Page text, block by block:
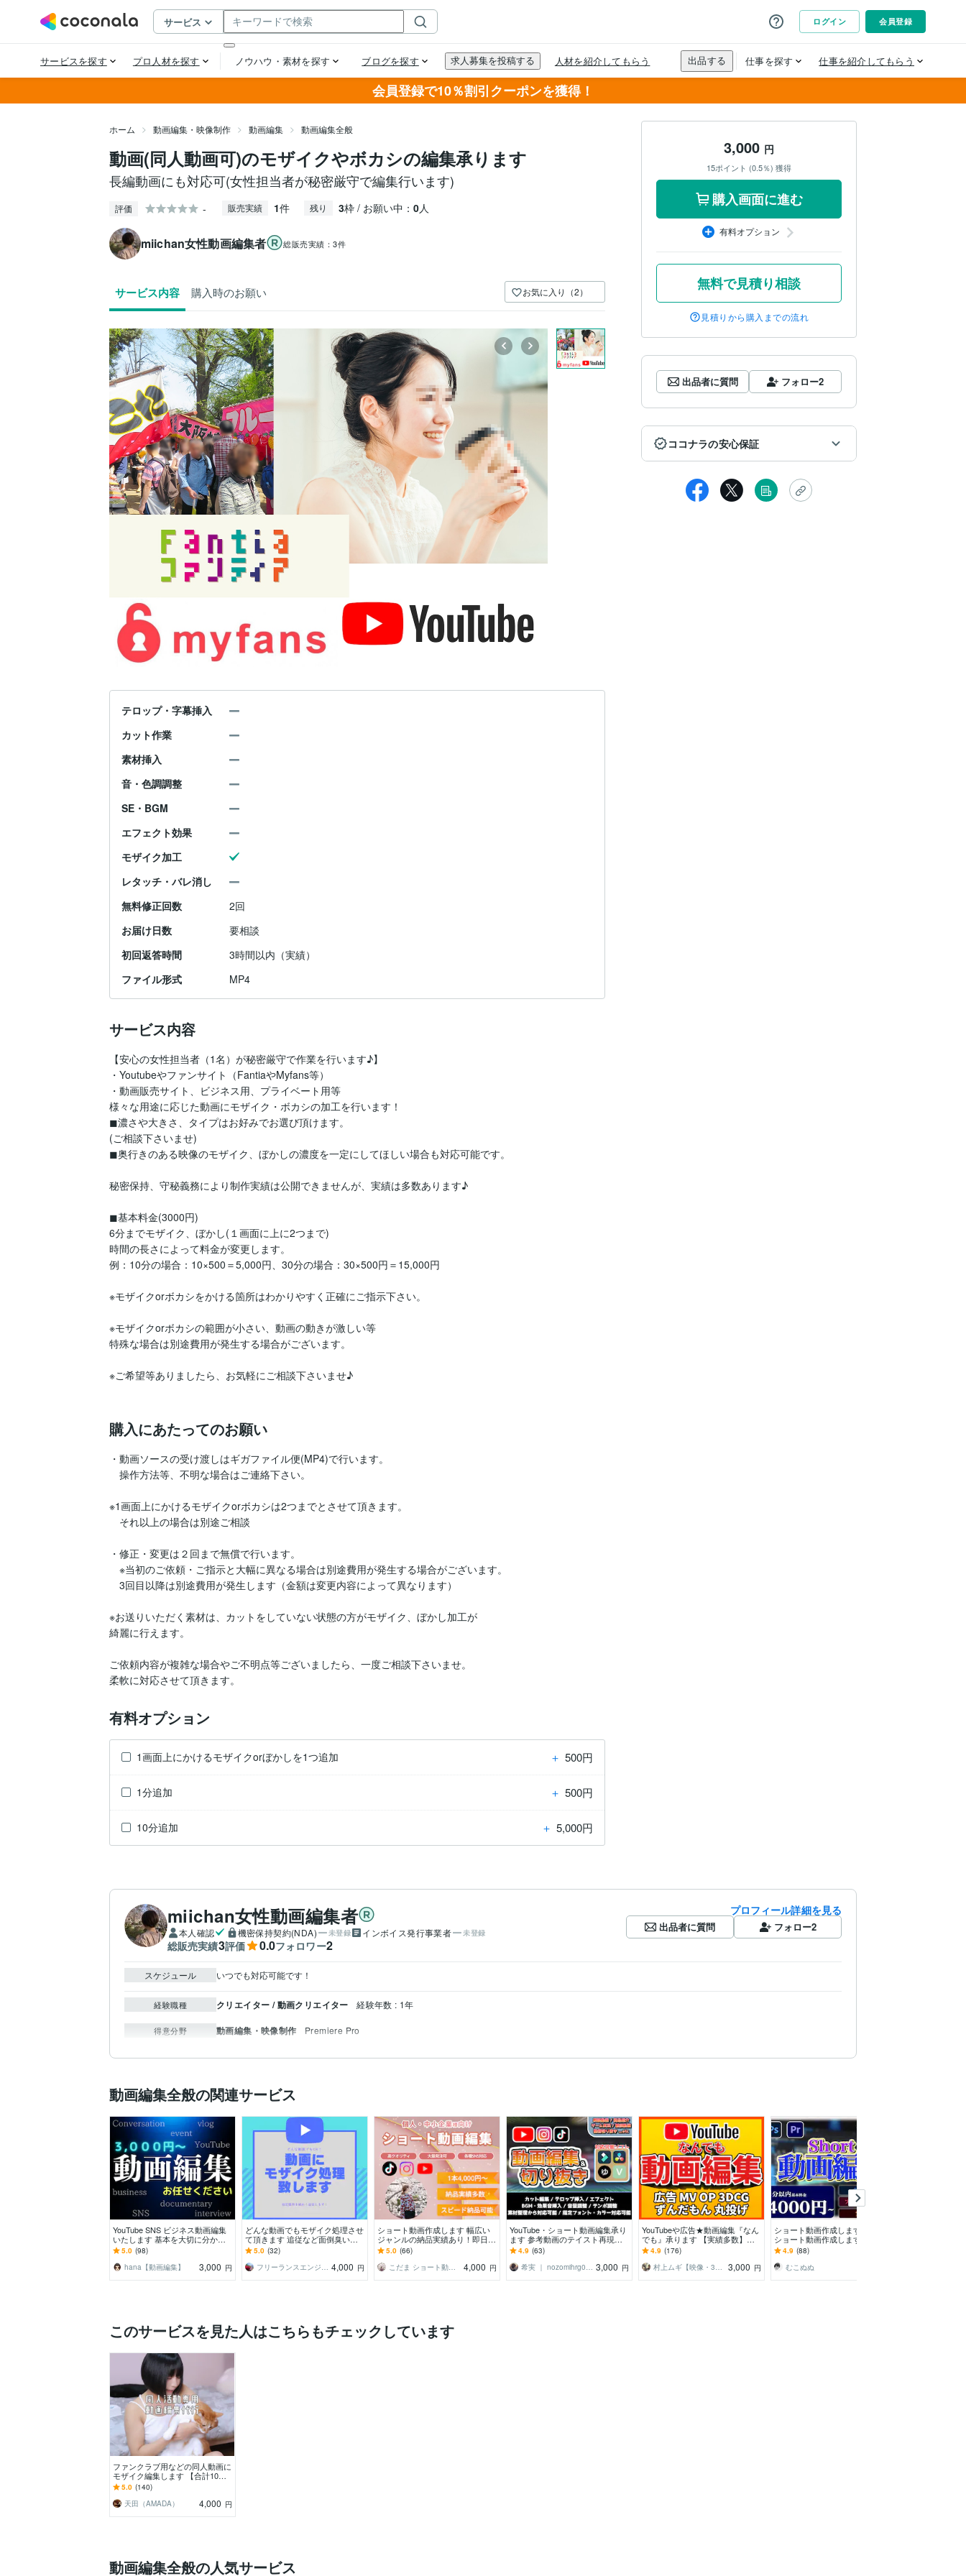
会員登録で10％割引クーポンを獲得！
ホーム 動画編集・映像制作 動画編集 動画編集全般
動画(同人動画可)のモザイクやボカシの編集承ります
長編動画にも対応可(女性担当者が秘密厳守で編集行います)
評価 - 販売実績 1件 残り 3枠 / お願い中： 0人
miichan女性動画編集者 総販売実績：3件
サービス内容 購入時のお願い お気に入り（2）
テロップ・字幕挿入
カット作業
素材挿入
音・色調調整
SE・BGM
エフェクト効果
モザイク加工
レタッチ・バレ消し
無料修正回数
2回
お届け日数
要相談
初回返答時間
3時間以内（実績）
ファイル形式
MP4
サービス内容
【安心の女性担当者（1名）が秘密厳守で作業を行います♪】
・Youtubeやファンサイト（FantiaやMyfans等）
・動画販売サイト、ビジネス用、プライベート用等
様々な用途に応じた動画にモザイク・ボカシの加工を行います！
◼︎濃さや大きさ、タイプはお好みでお選び頂けます。
(ご相談下さいませ)
◼︎奥行きのある映像のモザイク、ぼかしの濃度を一定にしてほしい場合も対応可能です。
秘密保持、守秘義務により制作実績は公開できませんが、実績は多数あります♪
◼︎基本料金(3000円)
6分までモザイク、ぼかし(１画面に上に2つまで)
時間の長さによって料金が変更します。
例：10分の場合：10×500＝5,000円、30分の場合：30×500円＝15,000円
※モザイクorボカシをかける箇所はわかりやすく正確にご指示下さい。
※モザイクorボカシの範囲が小さい、動画の動きが激しい等
特殊な場合は別途費用が発生する場合がございます。
※ご希望等ありましたら、お気軽にご相談下さいませ♪
購入にあたってのお願い
・動画ソースの受け渡しはギガファイル便(MP4)で行います。
操作方法等、不明な場合はご連絡下さい。
※1画面上にかけるモザイクorボカシは2つまでとさせて頂きます。
それ以上の場合は別途ご相談
・修正・変更は２回まで無償で行います。
※当初のご依頼・ご指示と大幅に異なる場合は別途費用が発生する場合がございます。
3回目以降は別途費用が発生します（金額は変更内容によって異なります）
※お送りいただく素材は、カットをしていない状態の方がモザイク、ぼかし加工が
綺麗に行えます。
ご依頼内容が複雑な場合やご不明点等ございましたら、一度ご相談下さいませ。
柔軟に対応させて頂きます。
有料オプション
1画面上にかけるモザイクorぼかしを1つ追加 ＋ 500円
1分追加 ＋ 500円
10分追加 ＋ 5,000円
3,000 円
15ポイント (0.5％) 獲得
購入画面に進む
有料オプション
無料で見積り相談
見積りから購入までの流れ
出品者に質問 フォロー2
ココナラの安心保証
miichan女性動画編集者
本人確認 機密保持契約(NDA) 未登録 インボイス発行事業者 未登録
総販売実績3評価 0.0フォロワー2
プロフィール詳細を見る
出品者に質問 フォロー2
スケジュール いつでも対応可能です！
経験職種 クリエイター / 動画クリエイター 経験年数 : 1年
得意分野 動画編集・映像制作 Premiere Pro
動画編集全般の関連サービス
YouTube SNS ビジネス動画編集
いたします 基本を大切に分かり
やすく丁寧に対応させていただき
ます！
5.0 (98)
hana【動画編集】
3,000 円
どんな動画でもモザイク処理させ
て頂きます 追従など面倒臭いモ
ザイク処理はお任せください！
5.0 (32)
4,000 円
ショート動画作成します 幅広い
ジャンルの納品実績あり！即日納
品も可能！
5.0 (66)
4,000 円
YouTube・ショート動画編集承り
ます 参考動画のテイスト再現が
得意です！
4.9 (63)
3,000 円
YouTubeや広告★動画編集『なん
でも』承ります 【実績多数】素
材を渡して丸投げも！縦長動画や
切り抜きも可能！
4.9 (176)
3,000 円
ショート動画作成します SNS用
ショート動画作成します
4.9 (88)
むこぬぬ
このサービスを見た人はこちらもチェックしています
ファンクラブ用などの同人動画に
モザイク編集します 【合計10分
の動画までOK】モザイク編集！
時間追加やボカシも
5.0 (140)
天田（AMADA）
4,000 円
動画編集全般の人気サービス